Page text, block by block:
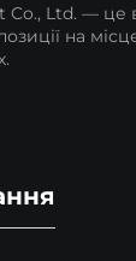
Co., Ltd. — це
на